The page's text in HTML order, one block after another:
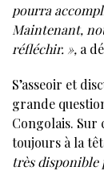
pourra
Maintenant,
réfléchir. », a
S’asseoir et
grande
Congolais. Sur
toujours à la
très disponible